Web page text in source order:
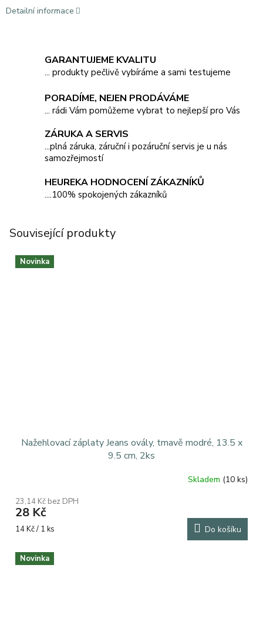
Detailní informace
GARANTUJEME KVALITU
... produkty pečlivě vybíráme a sami testujeme
PORADÍME, NEJEN PRODÁVÁME
... rádi Vám pomůžeme vybrat to nejlepší pro Vás
ZÁRUKA A SERVIS
...plná záruka, záruční i pozáruční servis je u nás
samozřejmostí
HEUREKA HODNOCENÍ ZÁKAZNÍKŮ
....100% spokojených zákazníků
Související produkty
Novinka
Nažehlovací záplaty Jeans ovály, tmavě modré, 13.5 x
9.5 cm, 2ks
Skladem (10 ks)
23,14 Kč bez DPH
28 Kč
Měrná
14 Kč / 1 ks Do košíku
Novinka